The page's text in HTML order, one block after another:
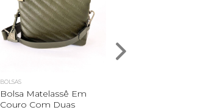
BOLSAS
Bolsa Matelassê Em
Couro Com Duas